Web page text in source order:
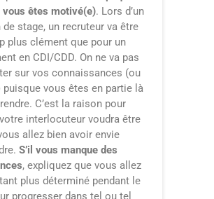
vous êtes motivé(e). Lors d’un
stage, un recruteur va être
plus clément que pour un
en CDI/CDD. On ne va pas
sur vos connaissances (ou
puisque vous êtes en partie là
C’est la raison pour
interlocuteur voudra être
allez bien avoir envie
S’il vous manque des
, expliquez que vous allez
plus déterminé pendant le
progresser dans tel ou tel